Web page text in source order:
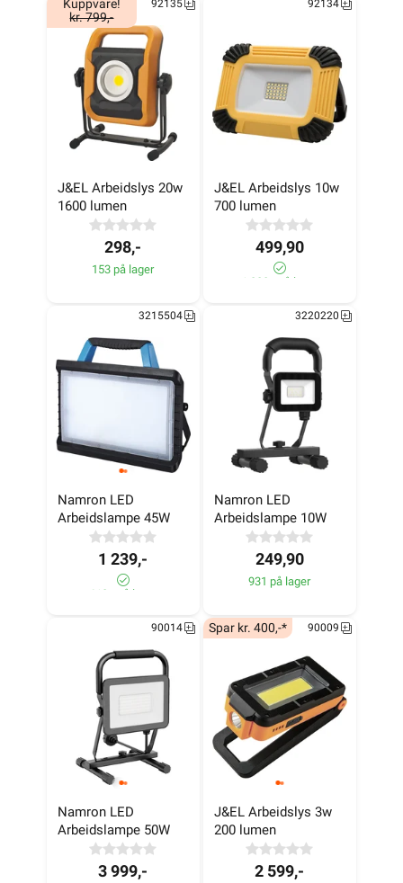
J&EL Arbeidslys 20w
1600 lumen
Kuppvare!
kr. 799,-
92135
298,-
153 på lager
J&EL Arbeidslys 10w
700 lumen
92134
499,90
1 000+ på lager
Namron LED
Arbeidslampe 45W
3215504
1 239,-
610+ på lager
Namron LED
Arbeidslampe 10W
3220220
249,90
931 på lager
Namron LED
Arbeidslampe 50W
90014
3 999,-
J&EL Arbeidslys 3w
200 lumen
Spar kr. 400,-* 90009
2 599,-